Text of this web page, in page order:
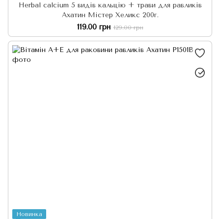
Herbal calcium 5 видів кальцію + трави для равликів
Ахатин Містер Хеликс 200г.
119.00 грн 129.00 грн
Новинка